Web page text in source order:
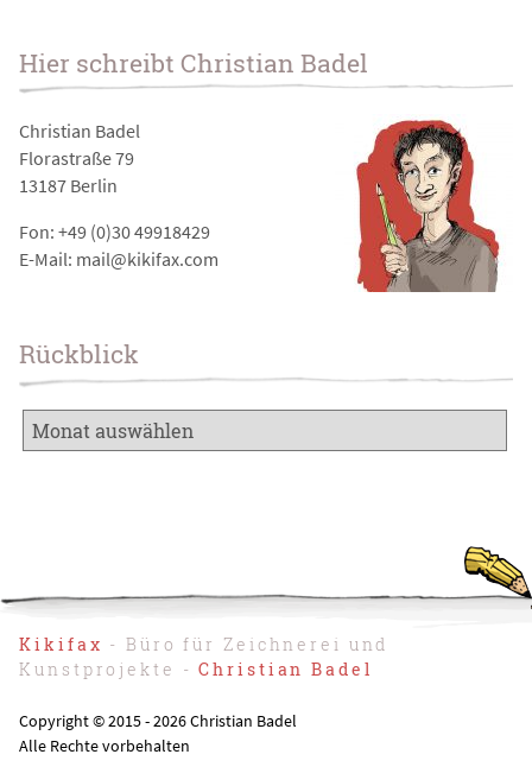
Hier schreibt Christian Badel
Christian Badel
Florastraße 79
13187 Berlin
Fon: +49 (0)30 49918429
E-Mail: mail@kikifax.com
Rückblick
Kikifax - Büro für Zeichnerei und
Kunstprojekte -Christian Badel
Copyright © 2015 - 2026 Christian Badel
Alle Rechte vorbehalten